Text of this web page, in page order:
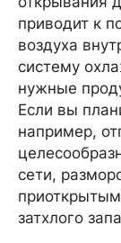
приводит к
воздуха
систему
нужные
Если вы
например,
сети,
затхлого